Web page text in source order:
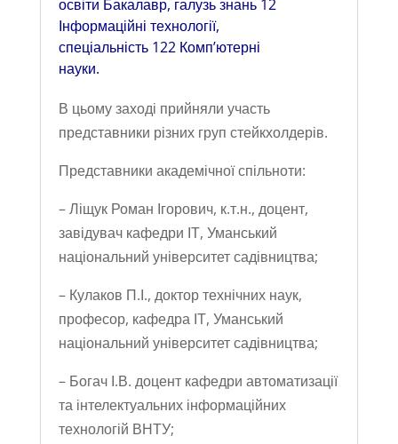
освіти Бакалавр, галузь знань 12
Інформаційні технології,
спеціальність 122 Комп’ютерні
науки.
В цьому заході прийняли участь
представники різних груп стейкхолдерів.
Представники академічної спільноти:
– Ліщук Роман Ігорович, к.т.н., доцент,
завідувач кафедри ІТ, Уманський
національний університет садівництва;
– Кулаков П.І., доктор технічних наук,
професор, кафедра ІТ, Уманський
національний університет садівництва;
– Богач І.В. доцент кафедри автоматизації
та інтелектуальних інформаційних
технологій ВНТУ;